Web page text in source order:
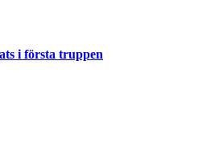
i första truppen